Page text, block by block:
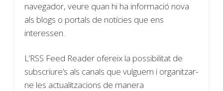
navegador, veure quan hi ha informació nova
als blogs o portals de notícies que ens
interessen.
L’RSS Feed Reader ofereix la possibilitat de
subscriure’s als canals que vulguem i organitzar-
ne les actualitzacions de manera